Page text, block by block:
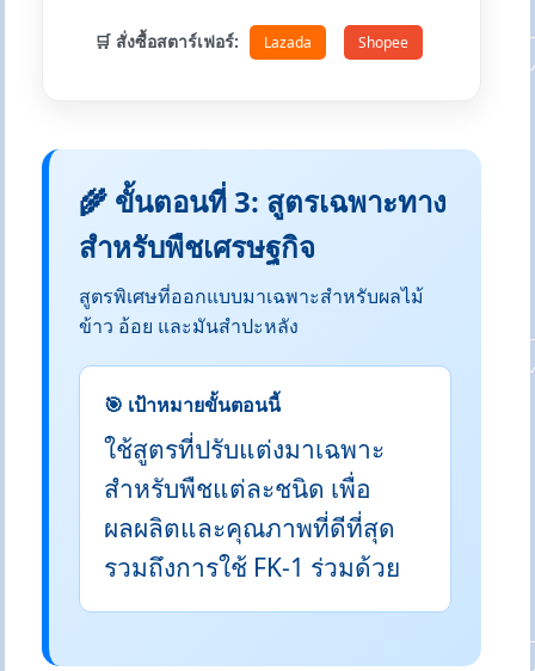
🛒 สั่งซื้อสตาร์เฟอร์: Lazada Shopee
🌾 ขั้นตอนที่ 3: สูตรเฉพาะทาง
สำหรับพืชเศรษฐกิจ
สูตรพิเศษที่ออกแบบมาเฉพาะสำหรับผลไม้
ข้าว อ้อย และมันสำปะหลัง
🎯 เป้าหมายขั้นตอนนี้
ใช้สูตรที่ปรับแต่งมาเฉพาะ
สำหรับพืชแต่ละชนิด เพื่อ
ผลผลิตและคุณภาพที่ดีที่สุด
รวมถึงการใช้ FK-1 ร่วมด้วย